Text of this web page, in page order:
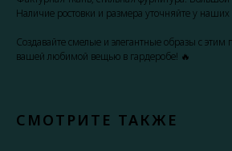
Наличие ростовки и размера уточняйте у наших
Создавайте смелые и элегантные образы с этим
вашей любимой вещью в гардеробе! 🔥
СМОТРИТЕ ТАКЖЕ